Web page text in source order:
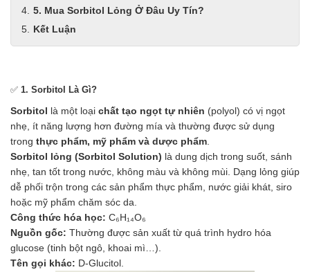
5. Mua Sorbitol Lỏng Ở Đâu Uy Tín?
Kết Luận
✅ 1. Sorbitol Là Gì?
Sorbitol là một loại chất tạo ngọt tự nhiên (polyol) có vị ngọt
nhẹ, ít năng lượng hơn đường mía và thường được sử dụng
trong thực phẩm, mỹ phẩm và dược phẩm
Sorbitol lỏng (Sorbitol Solution) là dung dịch trong suốt, sánh
nhẹ, tan tốt trong nước, không màu và không mùi. Dạng lỏng giúp
dễ phối trộn trong các sản phẩm thực phẩm, nước giải khát, siro
hoặc mỹ phẩm chăm sóc da.
Công thức hóa học: C₆H₁₄O₆
Nguồn gốc: Thường được sản xuất từ quá trình hydro hóa
glucose (tinh bột ngô, khoai mì…).
Tên gọi khác: D-Glucitol.